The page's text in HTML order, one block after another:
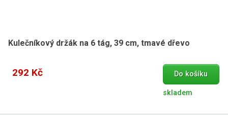
Kulečníkový držák na 6 tág, 39 cm, tmavé dřevo
292 Kč Do košíku
skladem